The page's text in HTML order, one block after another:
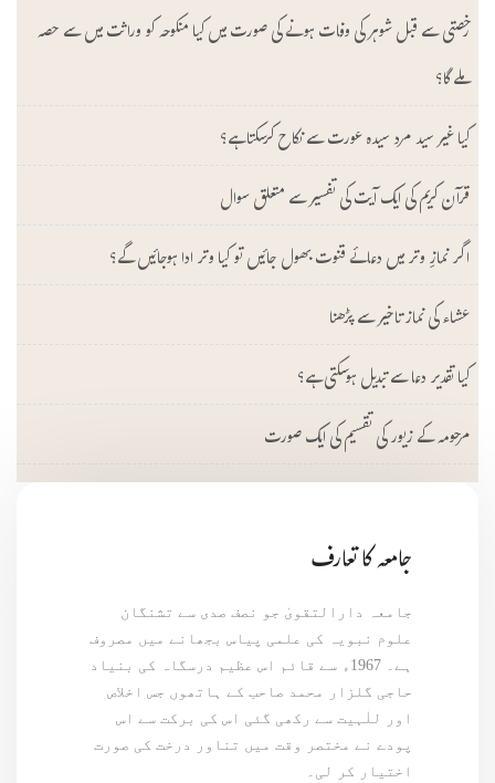
رخصتی سے قبل شوہر کی وفات ہونے کی صورت میں کیا منکوحہ کو وراثت میں سے حصہ
ملے گا؟
کیا غیر سید مرد سیدہ عورت سے نکاح کرسکتا ہے؟
قرآن کریم کی ایک آیت کی تفسیر سے متعلق سوال
اگر نمازِ وتر میں دعائے قنوت بھول جائیں تو کیا وتر ادا ہوجائیں گے؟
عشاء کی نماز تاخیر سے پڑھنا
کیا تقدیر دعا سے تبدیل ہوسکتی ہے؟
مرحومہ کے زیور کی تقسیم کی ایک صورت
جامعہ کا تعارف
جامعہ دارالتقویٰ جو نصف صدی سے تشنگان
علوم نبویہ کی علمی پیاس بجھانے میں مصروف
ہے۔ 1967ء سے قائم اس عظیم درسگاہ کی بنیاد
حاجی گلزار محمد صاحب کے ہاتھوں جس اخلاص
اور للٰہیت سے رکھی گئی اس کی برکت سے اس
پودے نے مختصر وقت میں تناور درخت کی صورت
اختیار کر لی۔